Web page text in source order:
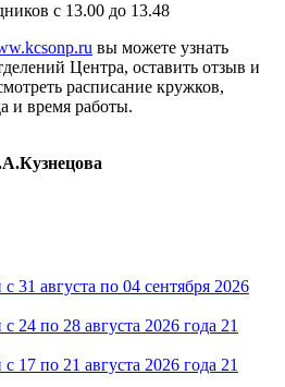
с 13.00 до 13.48
вы можете узнать
Центра, оставить отзыв и
расписание кружков,
и время работы.
31 августа по 04 сентября 2026
24 по 28 августа 2026 года 21
17 по 21 августа 2026 года 21